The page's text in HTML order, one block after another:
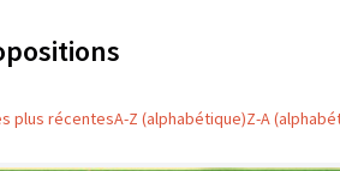
plus récentesA-Z (alphabétique)Z-A